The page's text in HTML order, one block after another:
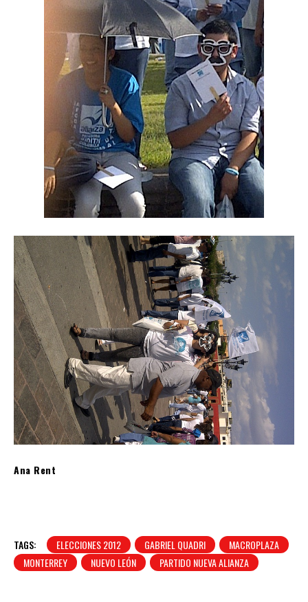
Ana Rent
TAGS: ELECCIONES 2012 GABRIEL QUADRI
MACROPLAZA
MONTERREY
NUEVO LEÓN PARTIDO NUEVA ALIANZA